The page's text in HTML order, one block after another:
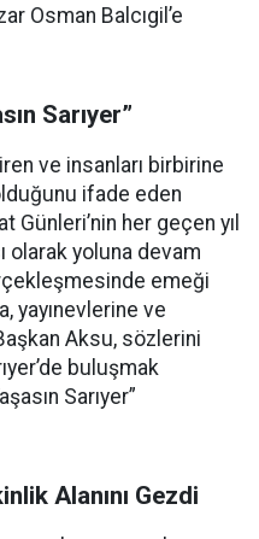
Osman Balcıgil’e
Sarıyer”
ve insanları birbirine
ifade eden
Günleri’nin her geçen yıl
olarak yoluna devam
emeği
yayınevlerine ve
Aksu, sözlerini
buluşmak
Sarıyer”
Alanını Gezdi